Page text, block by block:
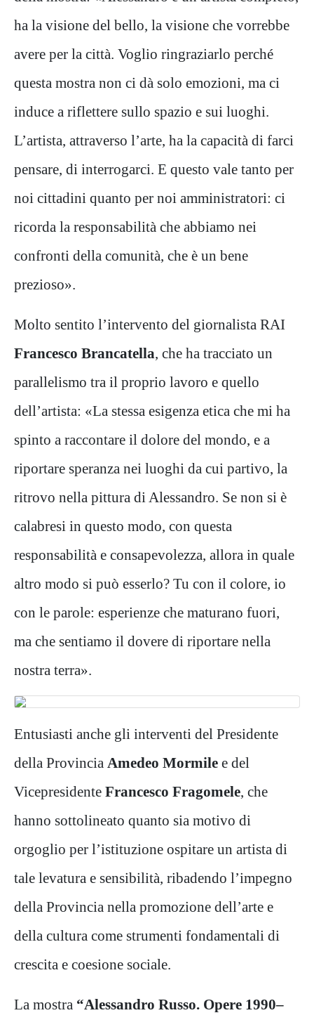
ha la visione del bello, la visione che vorrebbe
avere per la città. Voglio ringraziarlo perché
questa mostra non ci dà solo emozioni, ma ci
induce a riflettere sullo spazio e sui luoghi.
L’artista, attraverso l’arte, ha la capacità di farci
pensare, di interrogarci. E questo vale tanto per
noi cittadini quanto per noi amministratori: ci
ricorda la responsabilità che abbiamo nei
confronti della comunità, che è un bene
prezioso».
Molto sentito l’intervento del giornalista RAI
Francesco Brancatella , che ha tracciato un
parallelismo tra il proprio lavoro e quello
dell’artista: «La stessa esigenza etica che mi ha
spinto a raccontare il dolore del mondo, e a
riportare speranza nei luoghi da cui partivo, la
ritrovo nella pittura di Alessandro. Se non si è
calabresi in questo modo, con questa
responsabilità e consapevolezza, allora in quale
altro modo si può esserlo? Tu con il colore, io
con le parole: esperienze che maturano fuori,
ma che sentiamo il dovere di riportare nella
nostra terra».
Entusiasti anche gli interventi del Presidente
della Provincia Amedeo Mormile e del
Vicepresidente Francesco Fragomele , che
hanno sottolineato quanto sia motivo di
orgoglio per l’istituzione ospitare un artista di
tale levatura e sensibilità, ribadendo l’impegno
della Provincia nella promozione dell’arte e
della cultura come strumenti fondamentali di
crescita e coesione sociale.
La mostra “Alessandro Russo. Opere 1990–